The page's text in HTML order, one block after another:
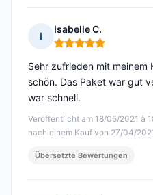
I
Isabelle C.
Hinweis: 5 von 5
Veröffentlicht am 18/05/2021 à
nach einem Kauf von 27/04/
Sehr zufrieden mit meinem
schön. Das Paket war gut
war schnell.
Übersetzte Bewertungen